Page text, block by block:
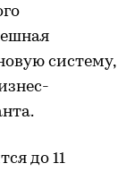
систему,
до 11